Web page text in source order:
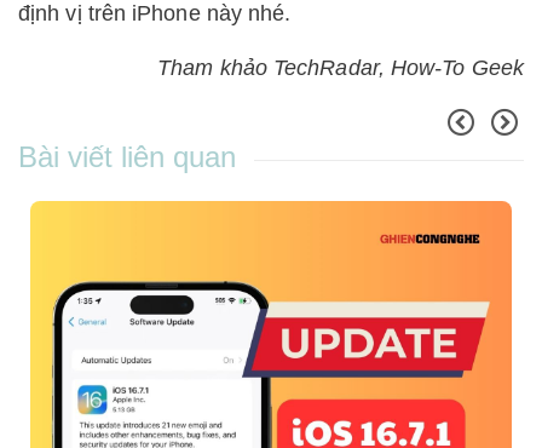
định vị trên iPhone này nhé.
Tham khảo TechRadar, How-To Geek
Bài viết liên quan